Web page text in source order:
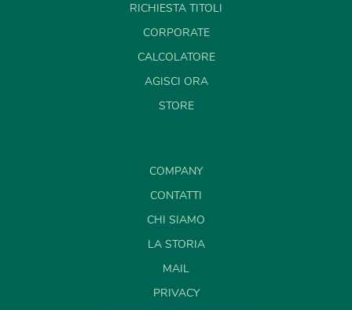
RICHIESTA TITOLI
CORPORATE
CALCOLATORE
AGISCI ORA
STORE
COMPANY
CONTATTI
CHI SIAMO
LA STORIA
MAIL
PRIVACY